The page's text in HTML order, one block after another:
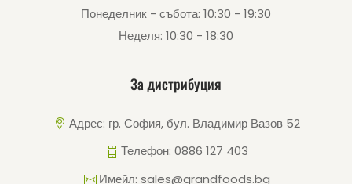
Понеделник - събота: 10:30 - 19:30
Неделя: 10:30 - 18:30
За дистрибуция
Адрес: гр. София, бул. Владимир Вазов 52
Телефон: 0886 127 403
Имейл: sales@grandfoods.bg